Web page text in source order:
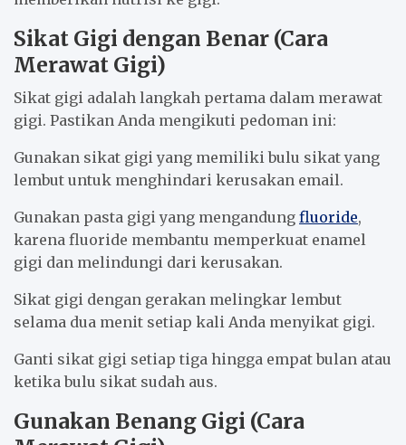
Sikat Gigi dengan Benar (Cara
Merawat Gigi)
Sikat gigi adalah langkah pertama dalam merawat
gigi. Pastikan Anda mengikuti pedoman ini:
Gunakan sikat gigi yang memiliki bulu sikat yang
lembut untuk menghindari kerusakan email.
Gunakan pasta gigi yang mengandung fluoride,
karena fluoride membantu memperkuat enamel
gigi dan melindungi dari kerusakan.
Sikat gigi dengan gerakan melingkar lembut
selama dua menit setiap kali Anda menyikat gigi.
Ganti sikat gigi setiap tiga hingga empat bulan atau
ketika bulu sikat sudah aus.
Gunakan Benang Gigi (Cara